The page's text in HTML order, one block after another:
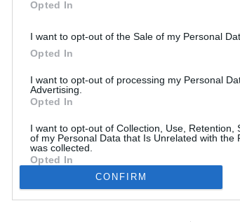
Opted In
I want to opt-out of the Sale of my Personal
Opted In
I want to opt-out of processing my Personal
Advertising.
Opted In
I want to opt-out of Collection, Use, Retention,
of my Personal Data that Is Unrelated with the
was collected.
Opted In
CONFIRM
Últimas noticias
España impone controles a los viajeros procedentes de Italia
Meloni a quitarlos
Qué hay detrás de la embestida de Meloni contra España
Sira Rego: "Es incomprensible que 70.000 personas se
Marruecos supiera algo"